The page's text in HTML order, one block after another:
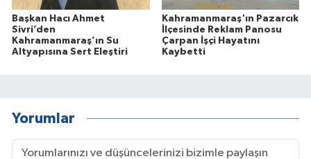
Başkan Hacı Ahmet
Sivri’den
Kahramanmaraş’ın Su
Altyapısına Sert Eleştiri
Kahramanmaraş'ın Pazarcık
İlçesinde Reklam Panosu
Çarpan İşçi Hayatını
Kaybetti
Yorumlar